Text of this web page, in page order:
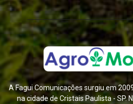
A Fagui Comunicações surgiu em
na cidade de Cristais Paulista - SP.